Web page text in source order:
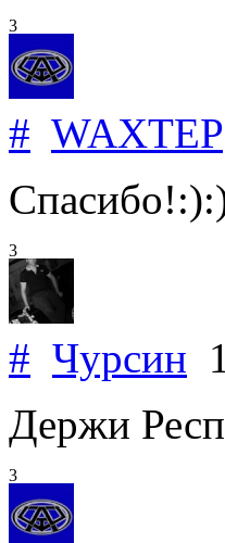
3
# WAXTEP
3
# Чурсин
Держи
3